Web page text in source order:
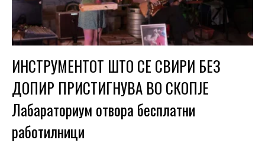
ИНСТРУМЕНТОТ ШТО СЕ СВИРИ БЕЗ
ДОПИР ПРИСТИГНУВА ВО СКОПЈЕ
Лабараториум отвора бесплатни
работилници